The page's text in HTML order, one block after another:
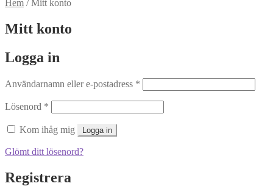
Hem /Mitt konto
Mitt konto
Logga in
Användarnamn eller e-postadress *
Lösenord *
Kom ihåg mig Logga in
Glömt ditt lösenord?
Registrera